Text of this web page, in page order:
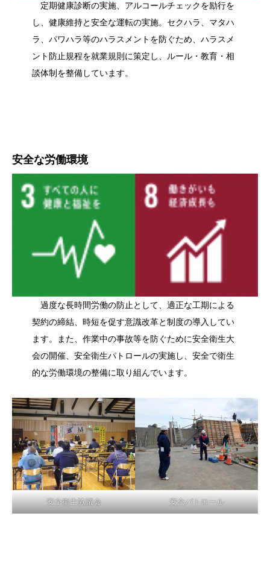
定期健康診断の実施、アルコールチェックを励行を
し、健康維持と安全な運転の実施。セクハラ、マタハ
ラ、パワハラ等のハラスメントを防ぐため、ハラスメ
ント防止規程を就業規則に策定し、ルール・教育・相
談体制を整備しています。
安全な労働環境
過度な長時間労働の防止として、適正な工期による
契約の締結、時短を促す意識改革と制度の導入してい
ます。また、作業中の事故等を防ぐために安全衛生大
会の開催、安全衛生パトロールの実施し、安全で衛生
的な労働環境の整備に取り組んでいます。
安全衛生協議会 安全パトロール